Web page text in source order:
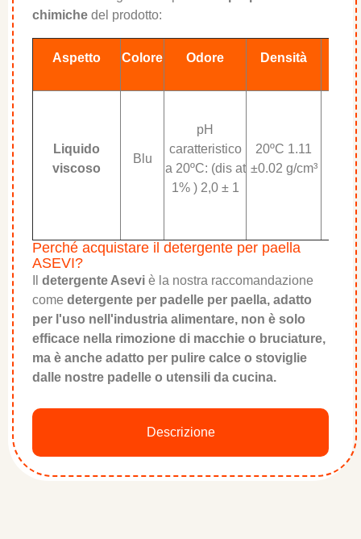
Descrizione
chimiche del prodotto:
Aspetto Colore Odore Densità
Liquido
viscoso
Blu
pH
caratteristico
a 20ºC: (dis at
1% ) 2,0 ± 1
20ºC 1.11
±0.02 g/cm³
Perché acquistare il detergente per paella
ASEVI?
detergente Asevi è la nostra raccomandazione
come detergente per padelle per paella, adatto
per l'uso nell'industria alimentare, non è solo
efficace nella rimozione di macchie o bruciature,
ma è anche adatto per pulire calce o stoviglie
dalle nostre padelle o utensili da cucina.